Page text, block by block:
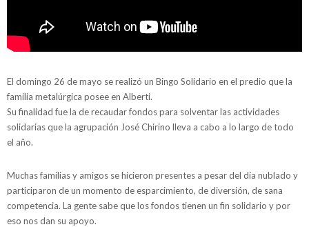
El domingo 26 de mayo se realizó un Bingo Solidario en el predio que la
familia metalúrgica posee en Alberti.
Su finalidad fue la de recaudar fondos para solventar las actividades
solidarias que la agrupación José Chirino lleva a cabo a lo largo de todo
el año.
Muchas familias y amigos se hicieron presentes a pesar del día nublado y
participaron de un momento de esparcimiento, de diversión, de sana
competencia. La gente sabe que los fondos tienen un fin solidario y por
eso nos dan su apoyo.